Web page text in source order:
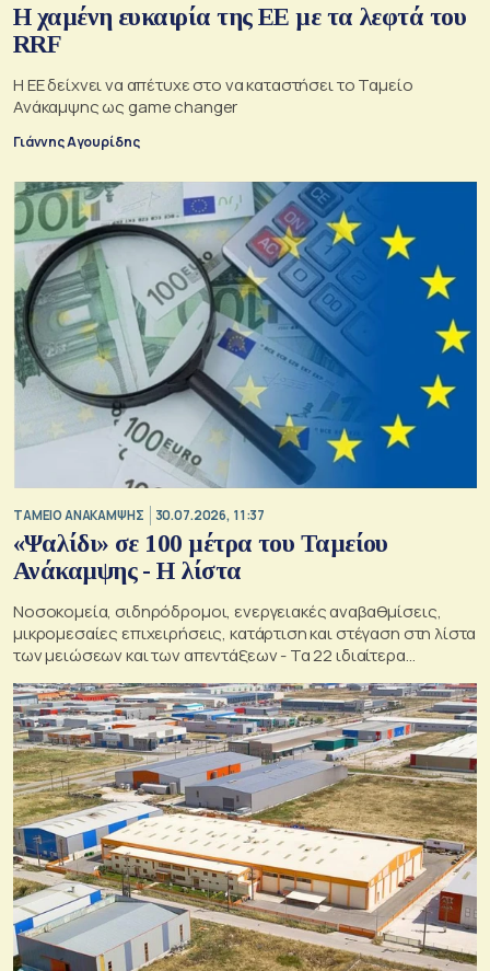
Η χαμένη ευκαιρία της ΕΕ με τα λεφτά του
RRF
Η ΕΕ δείχνει να απέτυχε στο να καταστήσει το Ταμείο
Ανάκαμψης ως game changer
Γιάννης Αγουρίδης
ΤΑΜΕΙΟ ΑΝΑΚΑΜΨΗΣ 30.07.2026, 11:37
«Ψαλίδι» σε 100 μέτρα του Ταμείου
Ανάκαμψης - Η λίστα
Νοσοκομεία, σιδηρόδρομοι, ενεργειακές αναβαθμίσεις,
μικρομεσαίες επιχειρήσεις, κατάρτιση και στέγαση στη λίστα
των μειώσεων και των απεντάξεων - Τα 22 ιδιαίτερα
προβληματικά ζητήματα που εντοπίζει το ΠΑΣΟΚ